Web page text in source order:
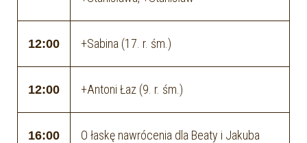
12:00 +Sabina (17. r. śm.)
12:00 +Antoni Łaz (9. r. śm.)
16:00 O łaskę nawrócenia dla Beaty i Jakuba